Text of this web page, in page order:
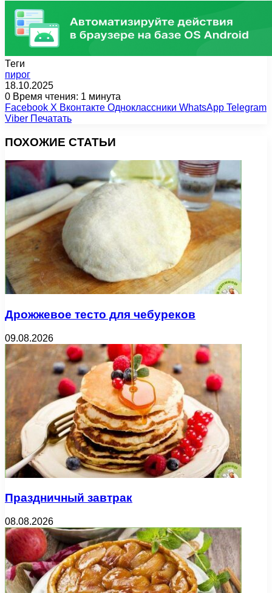
Теги
пирог
18.10.2025
0 Время чтения: 1 минута
Facebook X Вконтакте Одноклассники WhatsApp Telegram
Viber Печатать
ПОХОЖИЕ СТАТЬИ
Дрожжевое тесто для чебуреков
09.08.2026
Праздничный завтрак
08.08.2026